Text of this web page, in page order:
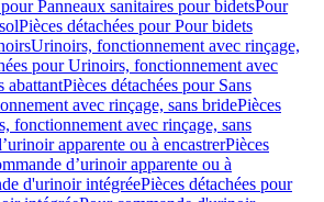
Panneaux sanitaires pour bidetsPour
Pièces détachées pour Pour bidets
Urinoirs, fonctionnement avec rinçage,
pour Urinoirs, fonctionnement avec
abattantPièces détachées pour Sans
avec rinçage, sans bridePièces
fonctionnement avec rinçage, sans
apparente ou à encastrerPièces
d’urinoir apparente ou à
d'urinoir intégréePièces détachées pour